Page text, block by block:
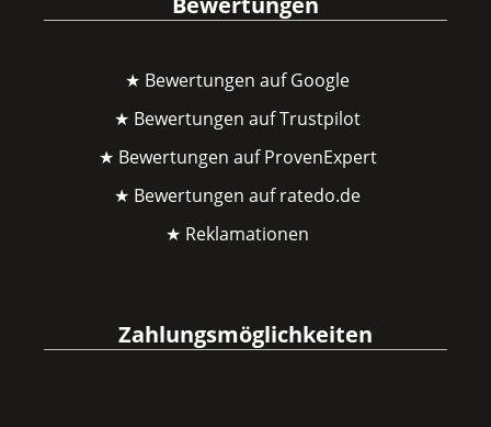
★ Bewertungen auf Google
★ Bewertungen auf Trustpilot
★ Bewertungen auf ProvenExpert
★ Bewertungen auf ratedo.de
★ Reklamationen
Zahlungsmöglichkeiten